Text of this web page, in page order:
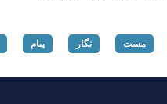
مست نگار پیام